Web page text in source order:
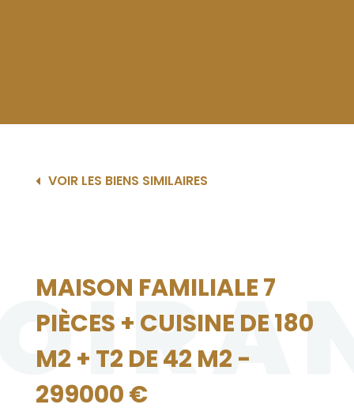
VOIR LES BIENS SIMILAIRES
MAISON FAMILIALE 7
PIÈCES + CUISINE DE 180
M2 + T2 DE 42 M2 -
299000 €